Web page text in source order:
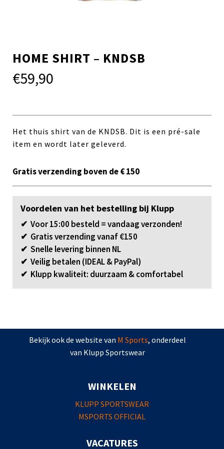
HOME SHIRT – KNDSB
€59,90
Het thuis shirt van de KNDSB. Dit is een pré-sale
item en wordt later geleverd.
Gratis verzending boven de € 150
Voordelen van het bestelling bij Klupp
✔ Voor 15:00 besteld = vandaag verzonden!
✔ Gratis verzending vanaf €150
✔ Snelle levering binnen NL
✔ Veilig betalen (IDEAL & PayPal)
✔ Klupp kwaliteit: duurzaam & comfortabel
Bekijk ook de website van M Sports, onderdeel
van Klupp Sportswear
WINKELEN
KLUPP SPORTSWEAR
MSPORTS OFFICIAL
VACATURES